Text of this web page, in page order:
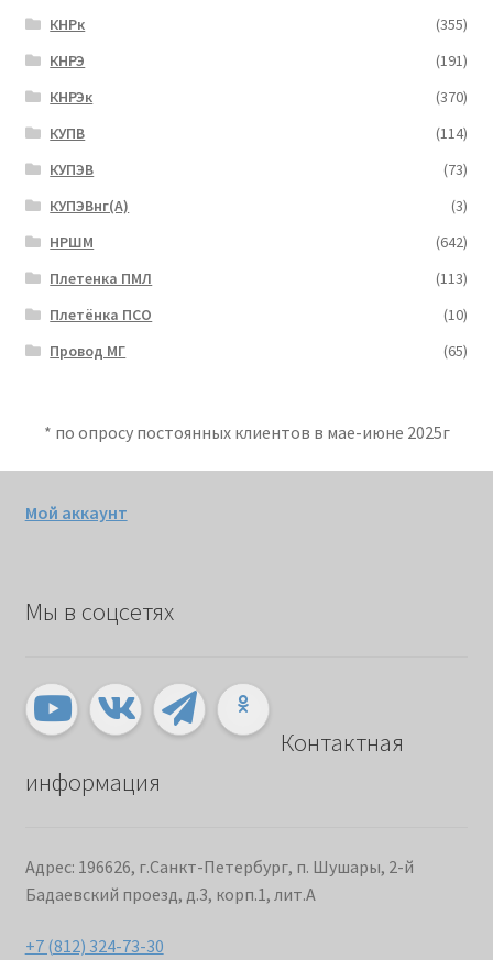
КНРк
(355)
КНРЭ
(191)
КНРЭк
(370)
КУПВ
(114)
КУПЭВ
(73)
КУПЭВнг(А)
(3)
НРШМ
(642)
Плетенка ПМЛ
(113)
Плетёнка ПСО
(10)
Провод МГ
(65)
* по опросу постоянных клиентов в мае-июне 2025г
Мой аккаунт
Мы в соцсетях
Контактная
информация
Адрес: 196626, г.Санкт-Петербург, п. Шушары, 2-й
Бадаевский проезд, д.3, корп.1, лит.А
+7 (812) 324-73-30